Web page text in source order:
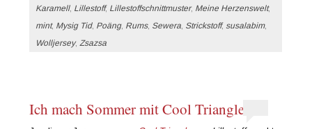
Karamell, Lillestoff, Lillestoffschnittmuster, Meine Herzenswelt,
mint, Mysig Tid, Poäng, Rums, Sewera, Strickstoff, susalabim,
Wolljersey,Zsazsa
Ich mach Sommer mit Cool Triangle